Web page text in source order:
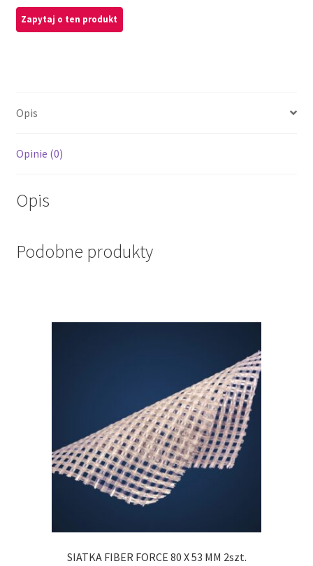
Opis
Opinie (0)
Opis
Podobne produkty
SIATKA FIBER FORCE 80 X 53 MM 2szt.